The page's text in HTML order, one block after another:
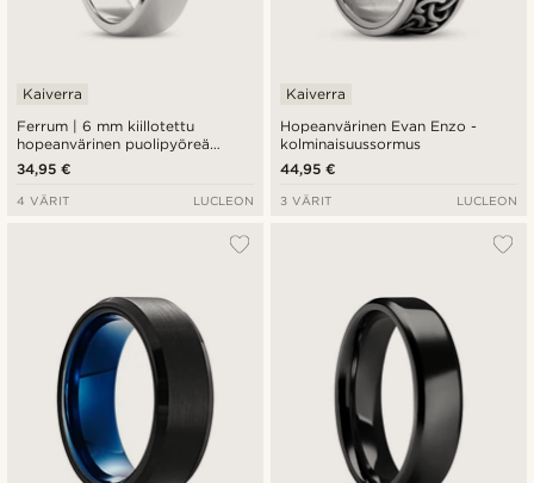
Ferrum | 6 mm kiillotettu
hopeanvärinen puolipyöreä
terässormus
Kaiverra
34,95 €
4 VÄRIT LUCLEON
Hopeanvärinen Evan Enzo -
kolminaisuussormus
Kaiverra
44,95 €
3 VÄRIT LUCLEON